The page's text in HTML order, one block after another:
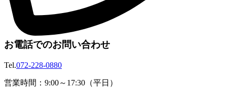
お電話でのお問い合わせ
Tel.072-228-0880
営業時間：9:00～17:30（平日）